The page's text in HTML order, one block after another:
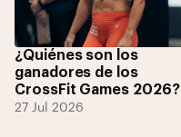
¿Quiénes son los
ganadores de los
CrossFit Games 2026?
27 Jul 2026